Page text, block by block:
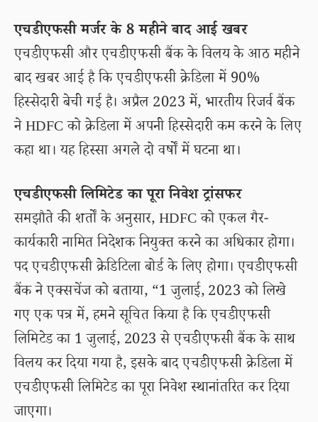
एचडीएफसी मर्जर के 8 महीने बाद आई खबर
एचडीएफसी और एचडीएफसी बैंक के विलय के आठ महीने
बाद खबर आई है कि एचडीएफसी क्रेडिला में 90%
हिस्सेदारी बेची गई है। अप्रैल 2023 में, भारतीय रिजर्व बैंक
ने HDFC को क्रेडिला में अपनी हिस्सेदारी कम करने के लिए
कहा था। यह हिस्सा अगले दो वर्षों में घटना था।
एचडीएफसी लिमिटेड का पूरा निवेश ट्रांसफर
समझौते की शर्तों के अनुसार, HDFC को एकल गैर-
कार्यकारी नामित निदेशक नियुक्त करने का अधिकार होगा।
पद एचडीएफसी क्रेडिटिला बोर्ड के लिए होगा। एचडीएफसी
बैंक ने एक्सचेंज को बताया, “1 जुलाई, 2023 को लिखे
गए एक पत्र में, हमने सूचित किया है कि एचडीएफसी
लिमिटेड का 1 जुलाई, 2023 से एचडीएफसी बैंक के साथ
विलय कर दिया गया है, इसके बाद एचडीएफसी क्रेडिला में
एचडीएफसी लिमिटेड का पूरा निवेश स्थानांतरित कर दिया
जाएगा।